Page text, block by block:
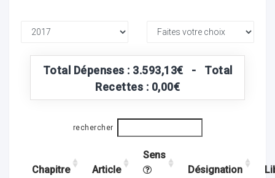
Total Dépenses : 3.593,13€ - Total
Recettes : 0,00€
rechercher
Chapitre Article
Sens
Désignation